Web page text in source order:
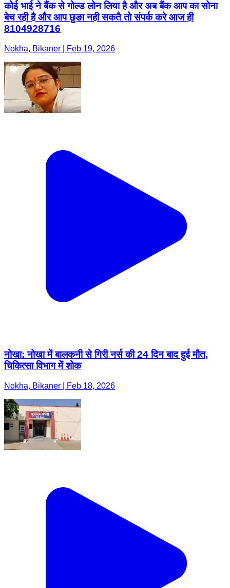
कोई भाई ने बैंक से गोल्ड लोन लिया है और अब बैंक आप का सोना
बेच रही है और आप छुङा नही सकतै तो संपर्क करे आज ही
8104928716
Nokha, Bikaner | Feb 19, 2026
नोखा: नोखा में बालकनी से गिरी नर्स की 24 दिन बाद हुई मौत,
चिकित्सा विभाग में शोक
Nokha, Bikaner | Feb 18, 2026